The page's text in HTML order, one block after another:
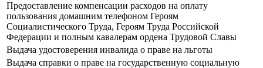
Предоставление компенсации расходов на оплату
пользования домашним телефоном Героям
Социалистического Труда, Героям Труда Российской
Федерации и полным кавалерам ордена Трудовой Славы
Выдача удостоверения инвалида о праве на льготы
Выдача справки о праве на государственную социальную